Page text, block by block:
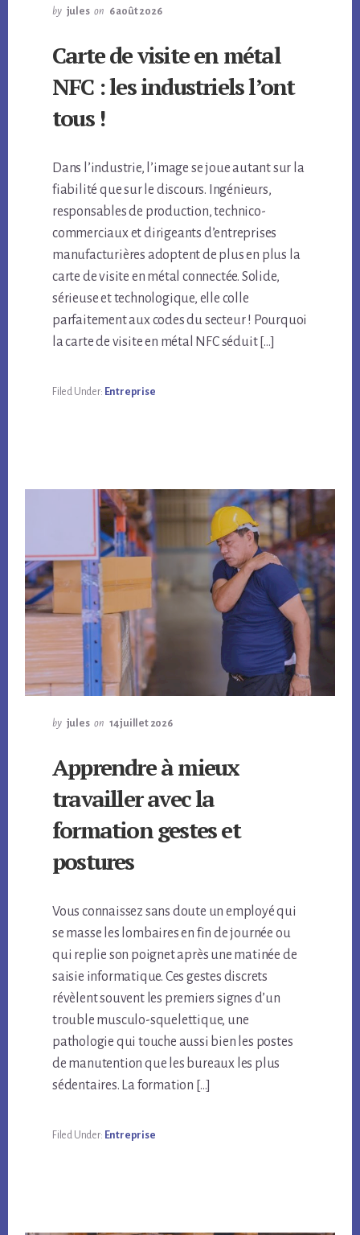
by jules on 6 août 2026
Carte de visite en métal
NFC : les industriels l’ont
tous !
Dans l’industrie, l’image se joue autant sur la
fiabilité que sur le discours. Ingénieurs,
responsables de production, technico-
commerciaux et dirigeants d’entreprises
manufacturières adoptent de plus en plus la
carte de visite en métal connectée. Solide,
sérieuse et technologique, elle colle
parfaitement aux codes du secteur ! Pourquoi
la carte de visite en métal NFC séduit […]
Filed Under: Entreprise
by jules on 14 juillet 2026
Apprendre à mieux
travailler avec la
formation gestes et
postures
Vous connaissez sans doute un employé qui
se masse les lombaires en fin de journée ou
qui replie son poignet après une matinée de
saisie informatique. Ces gestes discrets
révèlent souvent les premiers signes d’un
trouble musculo-squelettique, une
pathologie qui touche aussi bien les postes
de manutention que les bureaux les plus
sédentaires. La formation […]
Filed Under: Entreprise